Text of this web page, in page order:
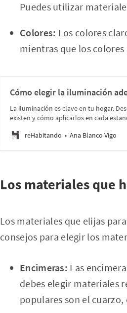
Puedes utilizar
Colores: Los colores
mientras que los
Cómo elegir la iluminación
La iluminación es clave en tu hogar.
existen y cómo aplicarlos en cada
reHabitando
Ana Blanco Vigo
Los materiales que
Los materiales que elijas
consejos para elegir los
Encimeras: Las
debes elegir materiales
populares son el